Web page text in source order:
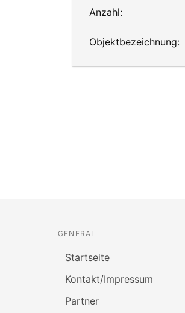
Anzahl:
Objektbezeichnung:
GENERAL
Startseite
Kontakt/Impressum
Partner